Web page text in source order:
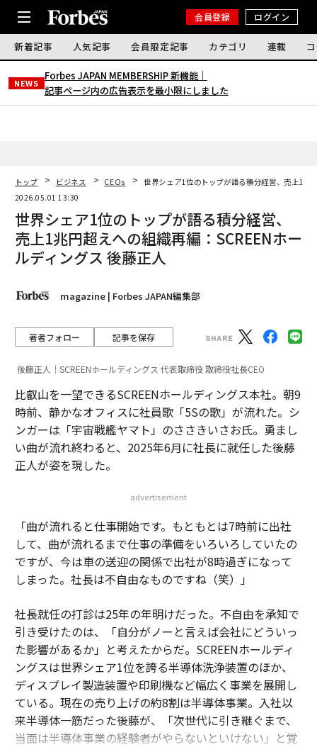
会員登録 ログイン
新着記事 人気記事 会員限定記事 カテゴリ 連載
NEWS
Forbes JAPAN MEMBERSHIP 新機能｜
記事ページ内の広告表示を最小限にしました
トップ ビジネス CEOs
世界シェア1位のトップが語る積分経営、売上1兆
2026.05.01 13:30
世界シェア1位のトップが語る積分経営、
売上1兆円超えへの組織再編：SCREENホー
ルディングス 後藤正人
magazine | Forbes JAPAN編集部
著者フォロー 記事を保存
後藤正人｜SCREENホールディングス 代表取締役 取締役社長CEO
比叡山を一望できるSCREENホールディングス本社。朝9
時前、静かなオフィスに社員歌「5Sの歌」が流れた。シ
ンガーは「宇宙戦艦ヤマト」のささきいさお氏。勇まし
い曲が流れ終わると、2025年6月に社長に就任した後藤
正人が姿を現した。
advertisement
「曲が流れると仕事開始です。もともとは7時前に出社
して、曲が流れるまで仕事の準備をいろいろしていたの
ですが、今は車の送迎の関係で出社が8時過ぎになって
しまった。社長は不自由なものですね（笑）」
社長就任の打診は25年の年明けだった。不自由を承知で
引き受けたのは、「自分がノーと言えば会社にどういっ
た影響があるか」と考えたからだ。SCREENホールディ
ングスは世界シェア1位を誇る半導体洗浄装置のほか、
ディスプレイ製造装置や印刷機など幅広く事業を展開し
ている。現在の売り上げの約8割は半導体事業。入社以
来半導体一筋だった後藤が、「次世代に引き継ぐまで、
当面は半導体事業の経験者がやらないといけない」と覚